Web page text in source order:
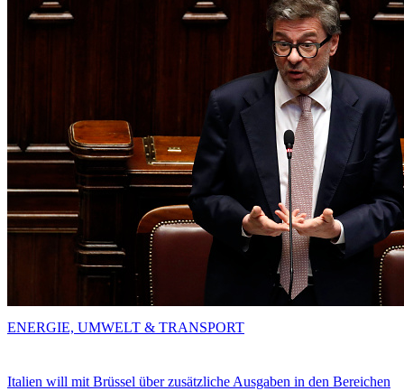
Italien will mit Brüssel über zusätzliche Ausgaben in den Bereichen
ENERGIE, UMWELT & TRANSPORT